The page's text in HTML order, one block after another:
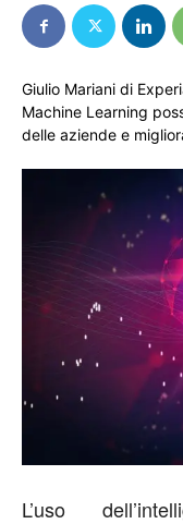
Giulio Mariani di
Machine Learning
delle aziende e
L’uso